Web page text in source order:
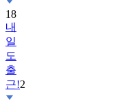
18
내
일
도
출
근!2